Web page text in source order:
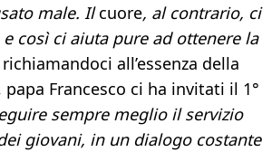
male. Ilcuore, al contrario, ci
così ci aiuta pure ad ottenere la
all’essenza della
Francesco ci ha invitati il 1°
sempre meglio il servizio
giovani, in un dialogo costante